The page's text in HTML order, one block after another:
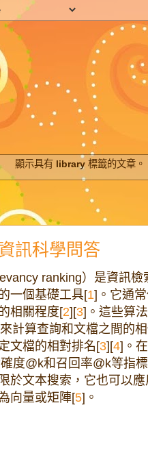
顯示具有 library標籤的文章。
訊科學問答
ranking）是資訊
一個基礎工具[1]。它通
相關程度[2][3]。這些算
來計算查詢和文檔之間的
文檔的相對排名[3][4]。
度@k和召回率@k等指
於文本搜索，它也可以
向量或矩陣[5]。